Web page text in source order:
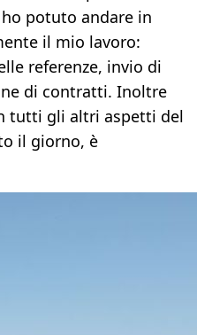
potuto andare in
il mio lavoro:
referenze, invio di
di contratti. Inoltre
tutti gli altri aspetti del
il giorno, è